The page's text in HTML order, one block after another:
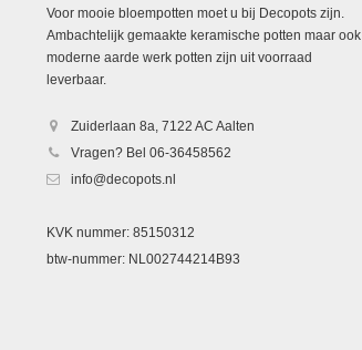
Voor mooie bloempotten moet u bij Decopots zijn.
Ambachtelijk gemaakte keramische potten maar ook
moderne aarde werk potten zijn uit voorraad
leverbaar.
Zuiderlaan 8a, 7122 AC Aalten
Vragen? Bel 06-36458562
info@decopots.nl
KVK nummer: 85150312
btw-nummer: NL002744214B93